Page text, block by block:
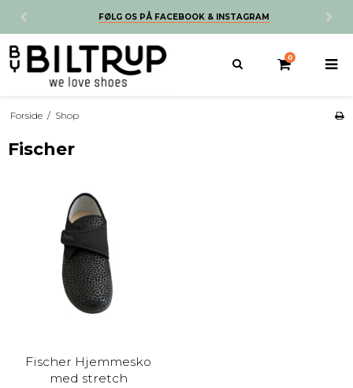
FØLG OS PÅ FACEBOOK & INSTAGRAM
0
Forside / Shop
Fischer
Fischer Hjemmesko
med stretch